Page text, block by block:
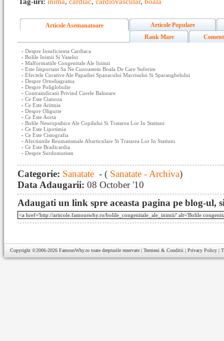
Articole Asemanatoare
Articole Populare
Rank Mare
- Despre Insuficienta Cardiaca
- Bolile Inimii Si Vaselor
- Malformatiile Congenitale Ale Inimii
- Este Important Sa Ne Cunoastem Boala De Care Suferim
- Efectele Curative Ale Papadiei Spanacului Macrisului Si Sparanghelului
- Despre Ortodiagrama
- Despre Poliglobulie
- Contraindicatii Privind Curele Balneare
- Ce Este Cianoza
- Ce Este Aritmia
- Despre Oligurie
- Ce Este Aorta
- Bolile Neuropsihice Ale Copilului Si Tratarea Lor In Statiuni
- Ce Este Lipotimia
- Ce Este Cistografia
- Afectiunile Reumatismale Abarticulare Si Tratarea Lor In Statiuni
- Ce Este Bradicardia
- Despre Surdomutism
Categorie: Sanatate - ( Sanatate - Archiva)
Data Adaugarii: 08 October '10
Adaugati un link spre aceasta pagina pe blog-ul,
Copyright ©2006-2026 FamousWhy.ro toate drepturile rezervate | Termeni & Conditii | Privacy Policy |